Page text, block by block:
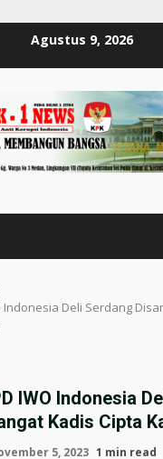
Agustus 9, 2026
Indonesia Deli Serdang
IWO Indonesia
Kadis Cipta
5, 2023 1 min read